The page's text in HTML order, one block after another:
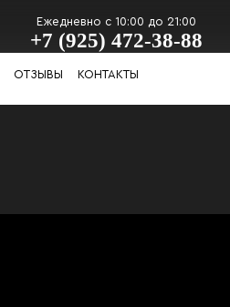
Ежедневно с 10:00 до 21:00
+7 (925) 472-38-88
ОТЗЫВЫ КОНТАКТЫ